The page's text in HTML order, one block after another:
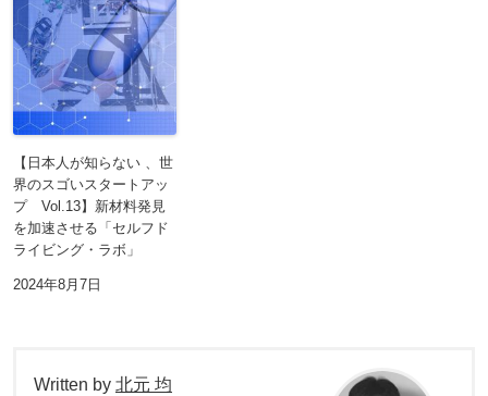
【日本人が知らない 、世
界のスゴいスタートアッ
プ Vol.13】新材料発見
を加速させる「セルフド
ライビング・ラボ」
2024年8月7日
Written by 北元 均